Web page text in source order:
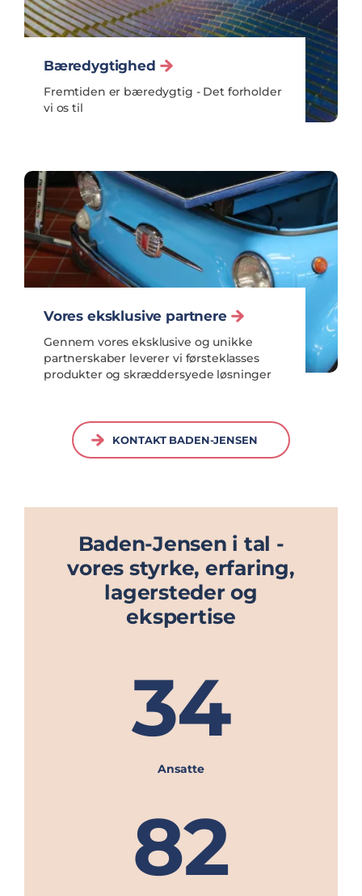
Bæredygtighed
Fremtiden er bæredygtig - Det forholder
vi os til
Vores eksklusive partnere
Gennem vores eksklusive og unikke
partnerskaber leverer vi førsteklasses
produkter og skræddersyede løsninger
KONTAKT BADEN-JENSEN
Baden-Jensen i tal -
vores styrke, erfaring,
lagersteder og
ekspertise
34
Ansatte
82